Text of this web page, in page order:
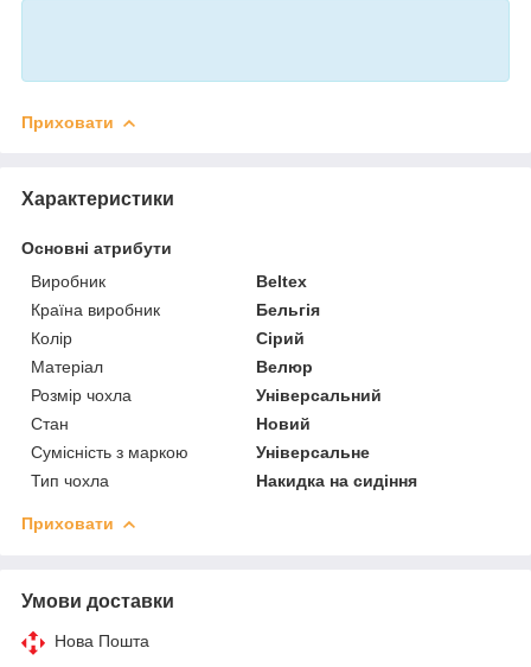
Приховати
Характеристики
Основні атрибути
Виробник
Beltex
Країна виробник
Бельгія
Колір
Сірий
Матеріал
Велюр
Розмір чохла
Універсальний
Стан
Новий
Сумісність з маркою
Універсальне
Тип чохла
Накидка на сидіння
Приховати
Умови доставки
Нова Пошта